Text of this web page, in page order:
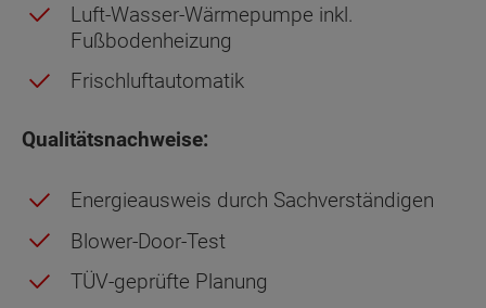
Luft-Wasser-Wärmepumpe inkl.
Fußbodenheizung
Frischluftautomatik
Qualitätsnachweise:
Energieausweis durch Sachverständigen
Blower-Door-Test
TÜV-geprüfte Planung